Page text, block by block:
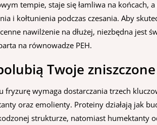
tempie, staje się łamliwa na końcach,
i kołtunienia podczas czesania. Aby
nawilżenie na dłużej, niezbędna jest
na równowadze PEH.
Twoje
fryzurę wymaga dostarczania trzech
oraz emolienty. Proteiny działają jak
strukturze, natomiast humektanty